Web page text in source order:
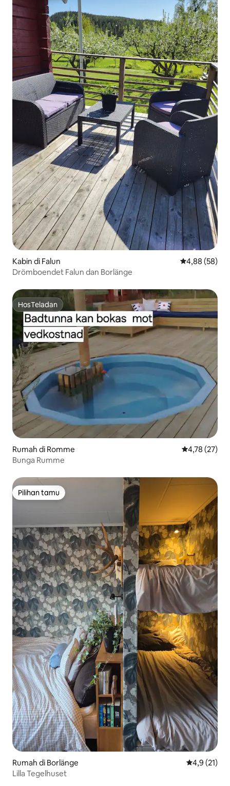
Kabin di Falun Nilai rata-rata
4,88 (58)
Drömboendet Falun dan Borlänge
HosTeladan
HosTeladan
Rumah di Romme Nilai rata-rata
4,78 (27)
Bunga Rumme
Pilihan tamu
Pilihan tamu
Rumah di Borlänge Nilai rata-
4,9 (21)
Lilla Tegelhuset